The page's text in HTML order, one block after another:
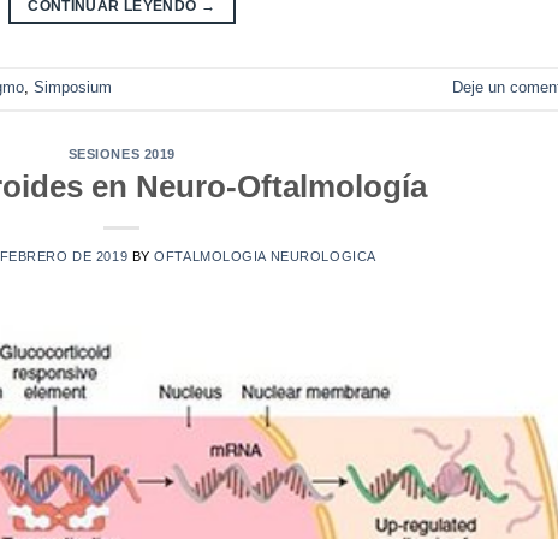
CONTINUAR LEYENDO →
, Simposium Deje un
SESIONES 2019
en Neuro-Oftalmología
DE 2019 BYOFTALMOLOGIA NEUROLOGICA